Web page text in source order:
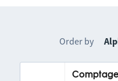
Order by